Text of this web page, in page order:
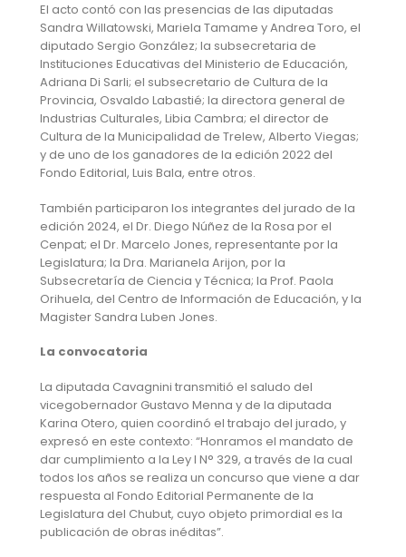
El acto contó con las presencias de las diputadas
Sandra Willatowski, Mariela Tamame y Andrea Toro, el
diputado Sergio González; la subsecretaria de
Instituciones Educativas del Ministerio de Educación,
Adriana Di Sarli; el subsecretario de Cultura de la
Provincia, Osvaldo Labastié; la directora general de
Industrias Culturales, Libia Cambra; el director de
Cultura de la Municipalidad de Trelew, Alberto Viegas;
y de uno de los ganadores de la edición 2022 del
Fondo Editorial, Luis Bala, entre otros.
También participaron los integrantes del jurado de la
edición 2024, el Dr. Diego Núñez de la Rosa por el
Cenpat; el Dr. Marcelo Jones, representante por la
Legislatura; la Dra. Marianela Arijon, por la
Subsecretaría de Ciencia y Técnica; la Prof. Paola
Orihuela, del Centro de Información de Educación, y la
Magister Sandra Luben Jones.
La convocatoria
La diputada Cavagnini transmitió el saludo del
vicegobernador Gustavo Menna y de la diputada
Karina Otero, quien coordinó el trabajo del jurado, y
expresó en este contexto: “Honramos el mandato de
dar cumplimiento a la Ley I N° 329, a través de la cual
todos los años se realiza un concurso que viene a dar
respuesta al Fondo Editorial Permanente de la
Legislatura del Chubut, cuyo objeto primordial es la
publicación de obras inéditas”.